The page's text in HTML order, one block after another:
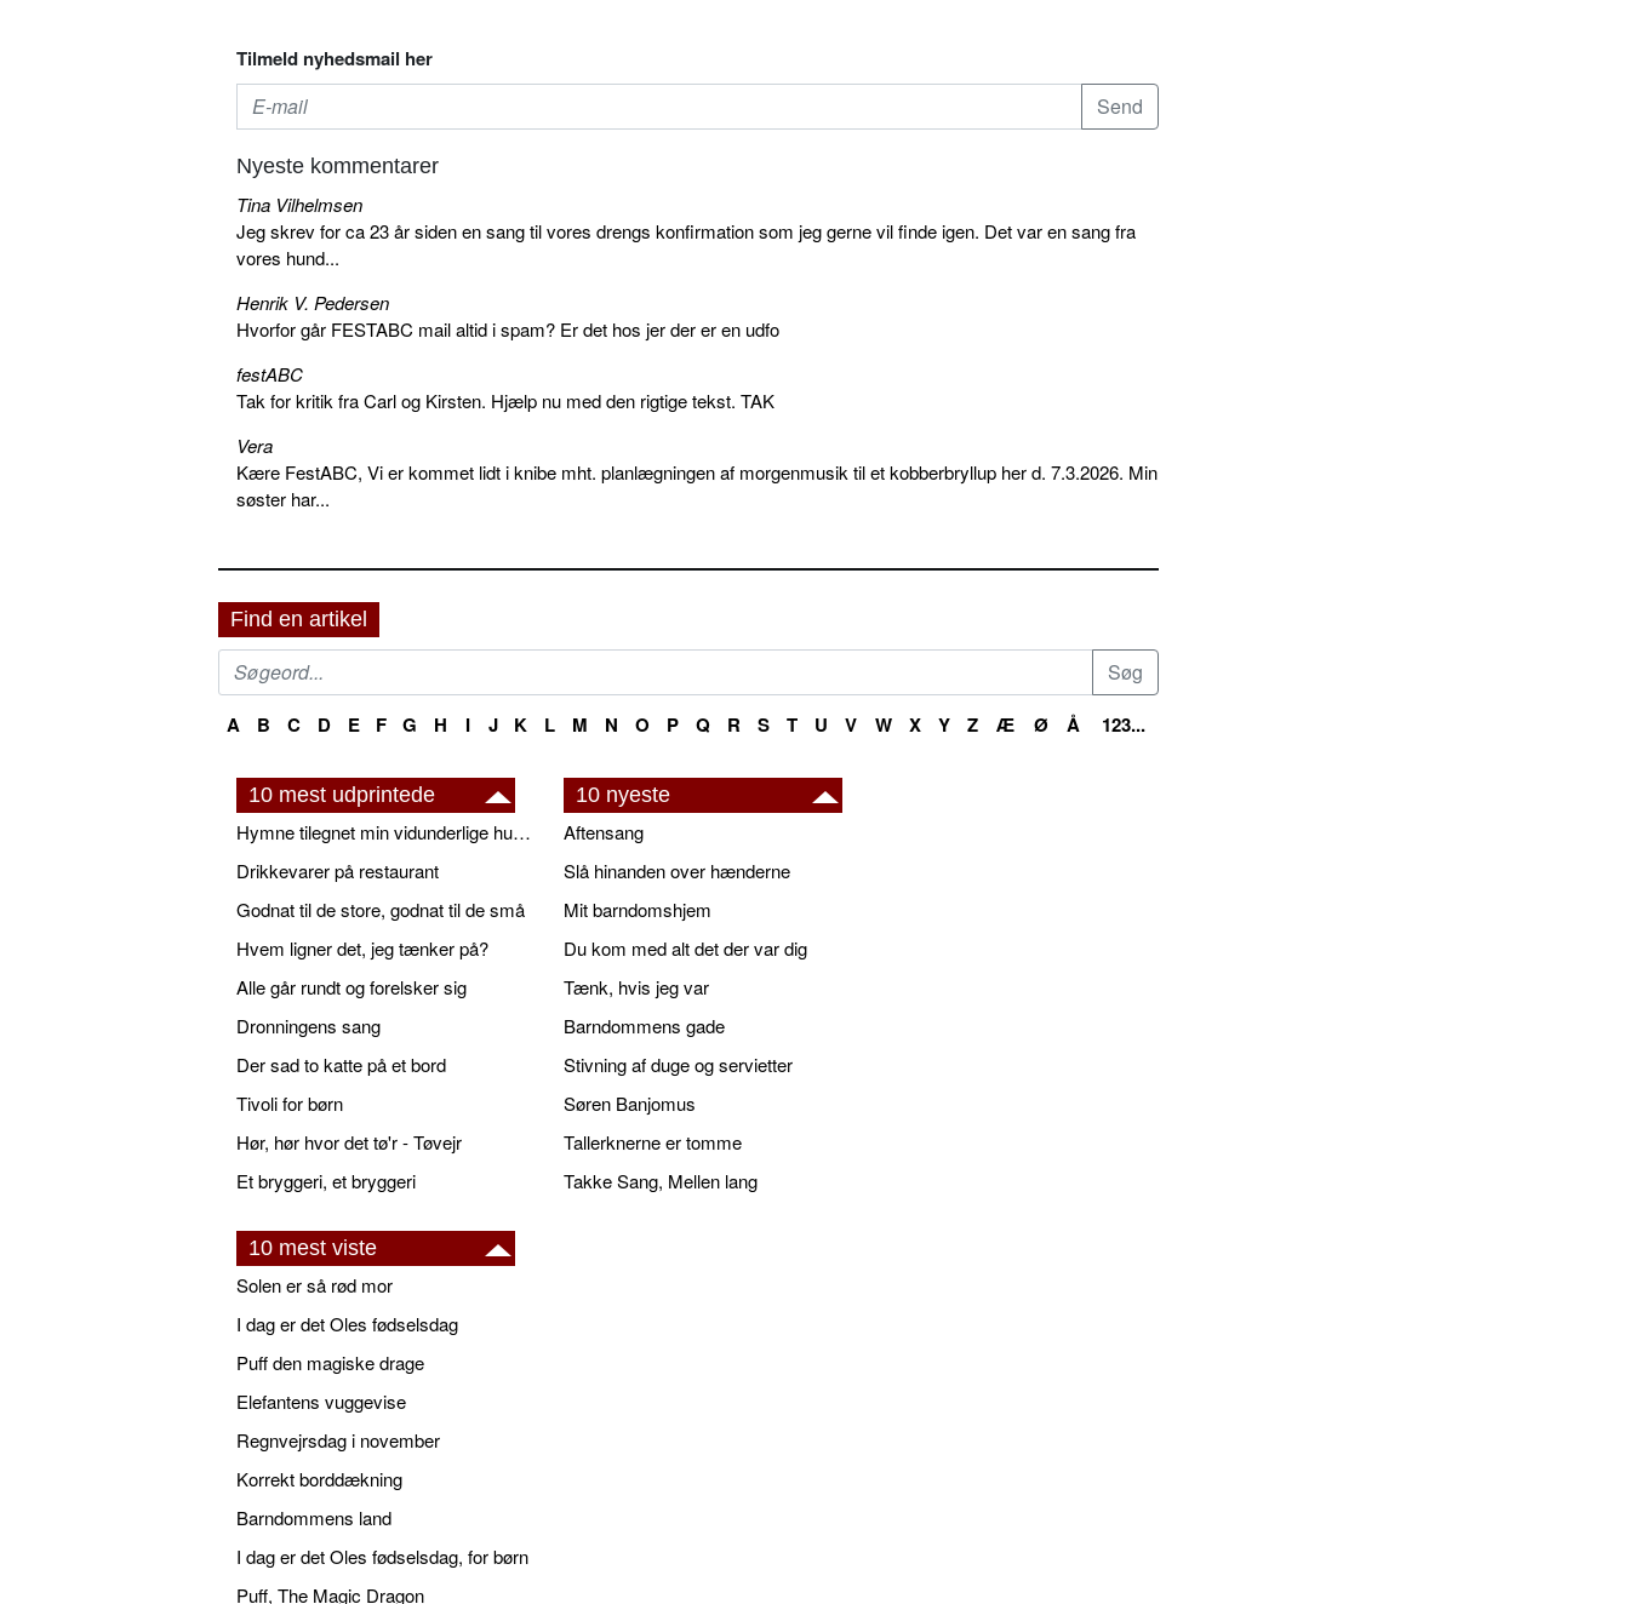
Tilmeld nyhedsmail her
Nyeste kommentarer
Tina Vilhelmsen
Jeg skrev for ca 23 år siden en sang til vores drengs konfirmation som jeg gerne vil finde igen. Det var en sang fra
vores hund...
Henrik V. Pedersen
Hvorfor går FESTABC mail altid i spam? Er det hos jer der er en udfo
festABC
Tak for kritik fra Carl og Kirsten. Hjælp nu med den rigtige tekst. TAK
Vera
Kære FestABC, Vi er kommet lidt i knibe mht. planlægningen af morgenmusik til et kobberbryllup her d. 7.3.2026. Min
søster har...
Find en artikel
A B C D E F G H I J K L M N O P Q R S T U V W X Y Z Æ Ø Å 123...
10 mest udprintede
Hymne tilegnet min vidunderlige husbond
Drikkevarer på restaurant
Godnat til de store, godnat til de små
Hvem ligner det, jeg tænker på?
Alle går rundt og forelsker sig
Dronningens sang
Der sad to katte på et bord
Tivoli for børn
Hør, hør hvor det tø'r - Tøvejr
Et bryggeri, et bryggeri
10 nyeste
Aftensang
Slå hinanden over hænderne
Mit barndomshjem
Du kom med alt det der var dig
Tænk, hvis jeg var
Barndommens gade
Stivning af duge og servietter
Søren Banjomus
Tallerknerne er tomme
Takke Sang, Mellen lang
10 mest viste
Solen er så rød mor
I dag er det Oles fødselsdag
Puff den magiske drage
Elefantens vuggevise
Regnvejrsdag i november
Korrekt borddækning
Barndommens land
I dag er det Oles fødselsdag, for børn
Puff, The Magic Dragon